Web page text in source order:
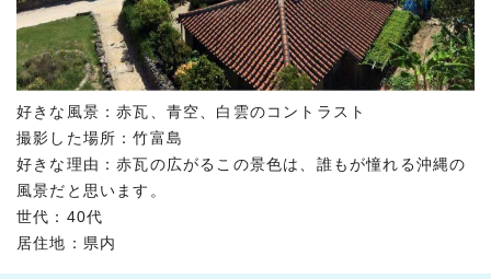
好きな風景：赤瓦、青空、白雲のコントラスト
撮影した場所：竹富島
好きな理由：赤瓦の広がるこの景色は、誰もが憧れる沖縄の
風景だと思います。
世代：40代
居住地：県内